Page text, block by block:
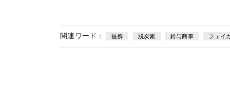
関連ワード： 提携 脱炭素 鈴与商事 フェイ